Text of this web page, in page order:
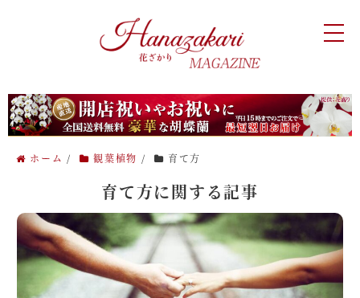
ホーム / 観葉植物 / 育て方
育て方に関する記事